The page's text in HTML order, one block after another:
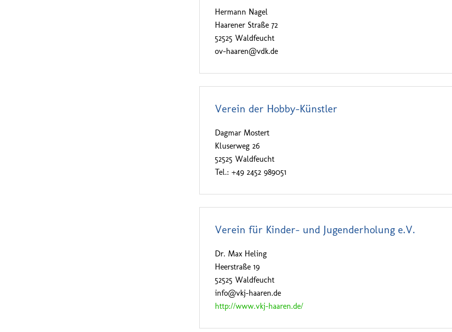
Hermann Nagel
Haarener Straße 72
52525 Waldfeucht
ov-haaren@vdk.de
Verein der Hobby-Künstler
Dagmar Mostert
Kluserweg 26
52525 Waldfeucht
Tel.: +49 2452 989051
Verein für Kinder- und Jugenderholung e.V.
Dr. Max Heling
Heerstraße 19
52525 Waldfeucht
info@vkj-haaren.de
http://www.vkj-haaren.de/